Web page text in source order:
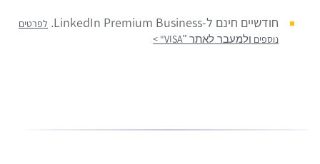
חודשיים חינם ל-LinkedIn Premium Business.
לפרטים
נוספים ולמעבר לאתר "VISA
"
>